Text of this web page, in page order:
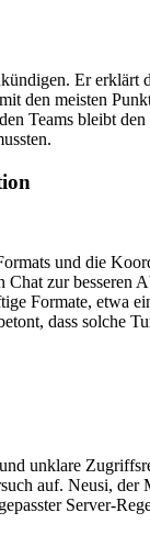
Er
den meisten
Teams bleibt
und die
zur
Formate, etwa
dass solche
unklare
auf. Neusi,
Server-